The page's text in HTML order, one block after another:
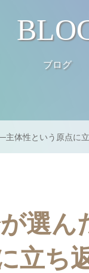
ブログ
主体性という原点に
選
立ち